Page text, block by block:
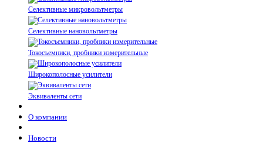
Селективные микровольтметры
Селективные нановольтметры
Токосъемники, пробники измерительные
Широкополосные усилители
Эквиваленты сети
О компании
Новости